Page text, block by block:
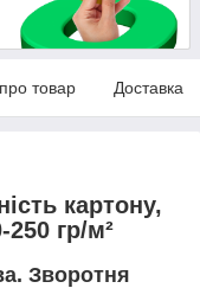
товар Доставка
картону,
250 гр/м²
Зворотня